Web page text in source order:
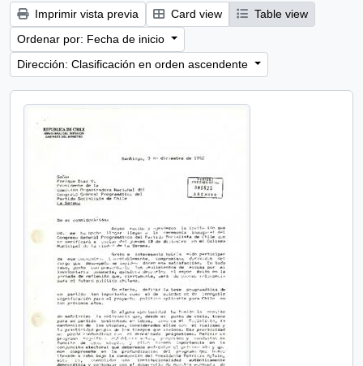
Imprimir vista previa Card view
Table view
Ordenar por: Fecha de inicio
Dirección: Clasificación en orden ascendente